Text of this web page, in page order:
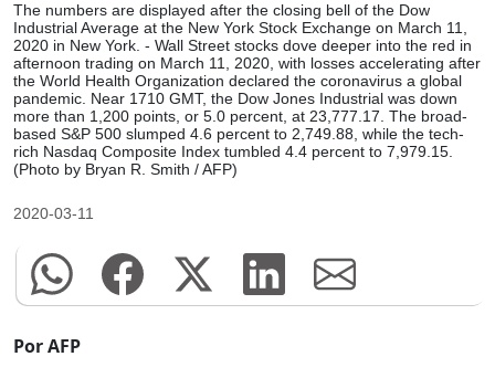
The numbers are displayed after the closing bell of the Dow
Industrial Average at the New York Stock Exchange on March 11,
2020 in New York. - Wall Street stocks dove deeper into the red in
afternoon trading on March 11, 2020, with losses accelerating after
the World Health Organization declared the coronavirus a global
pandemic. Near 1710 GMT, the Dow Jones Industrial was down
more than 1,200 points, or 5.0 percent, at 23,777.17. The broad-
based S&P 500 slumped 4.6 percent to 2,749.88, while the tech-
rich Nasdaq Composite Index tumbled 4.4 percent to 7,979.15.
(Photo by Bryan R. Smith / AFP)
2020-03-11
Por AFP